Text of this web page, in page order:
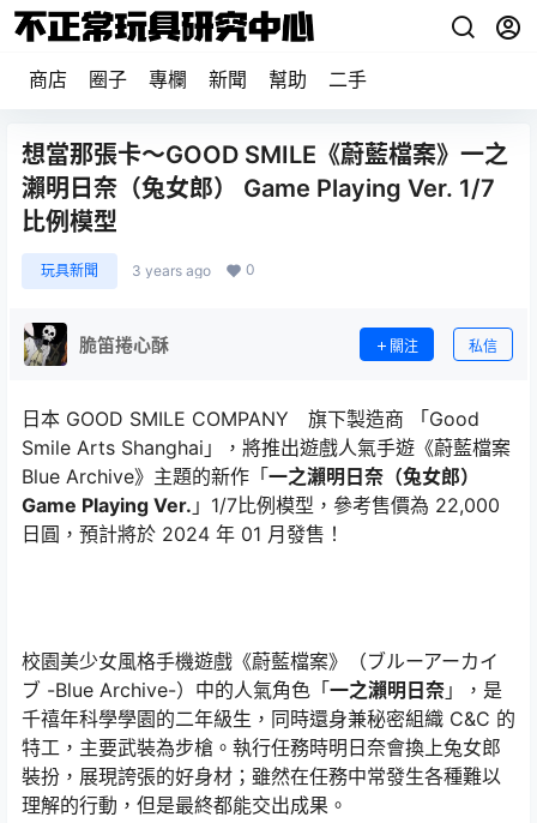
商店 圈子 專欄 新聞 幫助 二手
想當那張卡～GOOD SMILE《蔚藍檔案》一之
瀨明日奈（兔女郎） Game Playing Ver. 1/7
比例模型
玩具新聞 3 years ago 0
脆笛捲心酥 關注 私信
日本 GOOD SMILE COMPANY 旗下製造商 「Good
Smile Arts Shanghai」，將推出遊戲人氣手遊《蔚藍檔案
Blue Archive》主題的新作「一之瀨明日奈（兔女郎）
Game Playing Ver. 」1/7比例模型，參考售價為 22,000
日圓，預計將於 2024 年 01 月發售！
校園美少女風格手機遊戲《蔚藍檔案》（ブルーアーカイ
ブ -Blue Archive-）中的人氣角色「一之瀨明日奈 」，是
千禧年科學學園的二年級生，同時還身兼秘密組織 C&C 的
特工，主要武裝為步槍。執行任務時明日奈會換上兔女郎
裝扮，展現誇張的好身材；雖然在任務中常發生各種難以
理解的行動，但是最終都能交出成果。